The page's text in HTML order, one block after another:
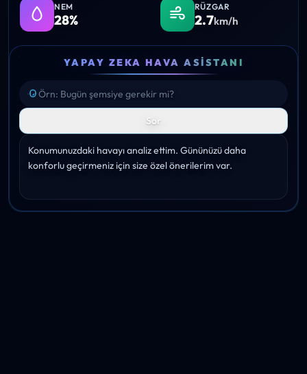
NEM
28%
RÜZGAR
2.7km/h
YAPAY ZEKA HAVA ASISTANI
Sor
Konumunuzdaki havayı analiz ettim. Gününüzü daha
konforlu geçirmeniz için size özel önerilerim var.